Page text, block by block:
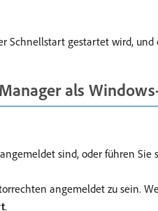
Schnellstart gestartet wird,
als
sind, oder führen
angemeldet zu sein.
.